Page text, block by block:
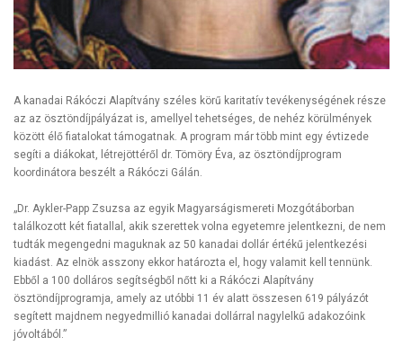
A kanadai Rákóczi Alapítvány széles körű karitatív tevékenységének része
az az ösztöndíjpályázat is, amellyel tehetséges, de nehéz körülmények
között élő fiatalokat támogatnak. A program már több mint egy évtizede
segíti a diákokat, létrejöttéről dr. Tömöry Éva, az ösztöndíjprogram
koordinátora beszélt a Rákóczi Gálán.
„Dr. Aykler-Papp Zsuzsa az egyik Magyarságismereti Mozgótáborban
találkozott két fiatallal, akik szerettek volna egyetemre jelentkezni, de nem
tudták megengedni maguknak az 50 kanadai dollár értékű jelentkezési
kiadást. Az elnök asszony ekkor határozta el, hogy valamit kell tennünk.
Ebből a 100 dolláros segítségből nőtt ki a Rákóczi Alapítvány
ösztöndíjprogramja, amely az utóbbi 11 év alatt összesen 619 pályázót
segített majdnem negyedmillió kanadai dollárral nagylelkű adakozóink
jóvoltából.”